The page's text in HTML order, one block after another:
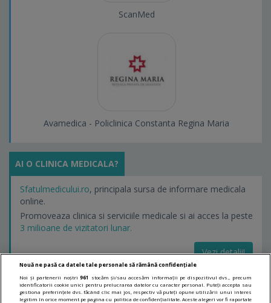
ScanMed
Avamedica - Policlinica Constanta Regina Maria
AI O CLINICA MEDICALA?
Sfatulmedicului.ro, principala sursa de informare medicala
online.
Promoveaza clinica si serviciile medicale si ai acces la peste
3 milioane de vizitatori lunar.
Vezi detalii!
LINKURI UTILE
Nouă ne pasă ca datele tale personale să rămână confidențiale
Noi și partenerii noștri961
stocăm și/sau accesăm informații pe dispozitivul dvs., precum
identificatorii cookie unici pentru prelucrarea datelor cu caracter personal. Puteți accepta sau
gestiona preferințele dvs. făcând clic mai jos, respectiv vă puteți opune utilizării unui interes
legitim în orice moment pe pagina cu politica de confidențialitate. Aceste alegeri vor fi raportate